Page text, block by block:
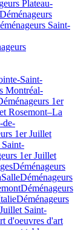
Plateau-
Déménageurs
Saint-
Saint-
Montréal-
1er
Rosemont–La
de-
1er Juillet
1er Juillet
Déménageurs
Déménageurs
Déménageurs
Déménageurs
Saint-
d'oeuvres d'art